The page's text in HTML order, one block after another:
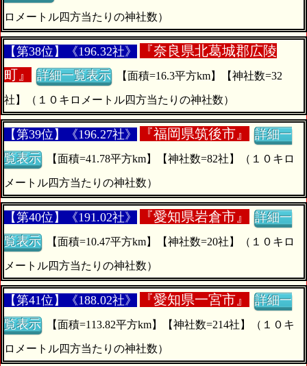
ロメートル四方当たりの神社数）
【第38位】《196.32社》 『奈良県北葛城郡広陵
町』
詳細一覧表示
社】（１０キロメートル四方当たりの神社数）
【第39位】《196.27社》 『福岡県筑後市』
詳細一
覧表示
メートル四方当たりの神社数）
【第40位】《191.02社》 『愛知県岩倉市』
詳細一
覧表示
メートル四方当たりの神社数）
【第41位】《188.02社》 『愛知県一宮市』
詳細一
覧表示
ロメートル四方当たりの神社数）